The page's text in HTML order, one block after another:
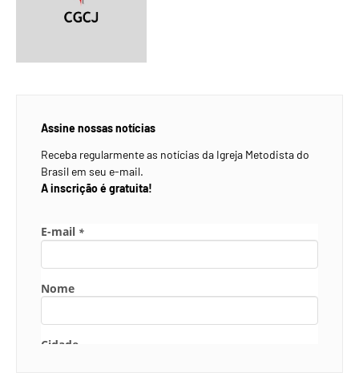
Assine nossas notícias
Receba regularmente as notícias da Igreja Metodista do
Brasil em seu e-mail.
A inscrição é gratuita!